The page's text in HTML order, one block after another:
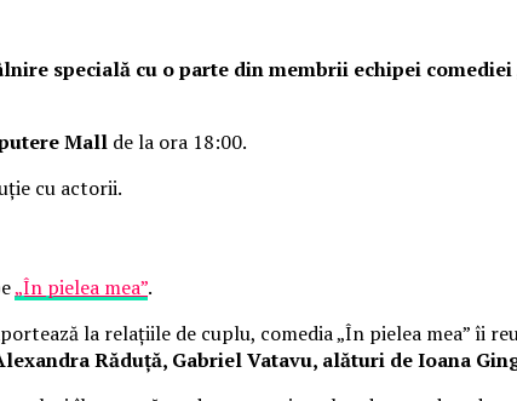
specială cu o parte din membrii echipei
Mall de la ora 18:00.
cu actorii.
„În pielea mea”.
la relațiile de cuplu, comedia „În pielea mea” îi
Răduță, Gabriel Vatavu, alături de Ioana